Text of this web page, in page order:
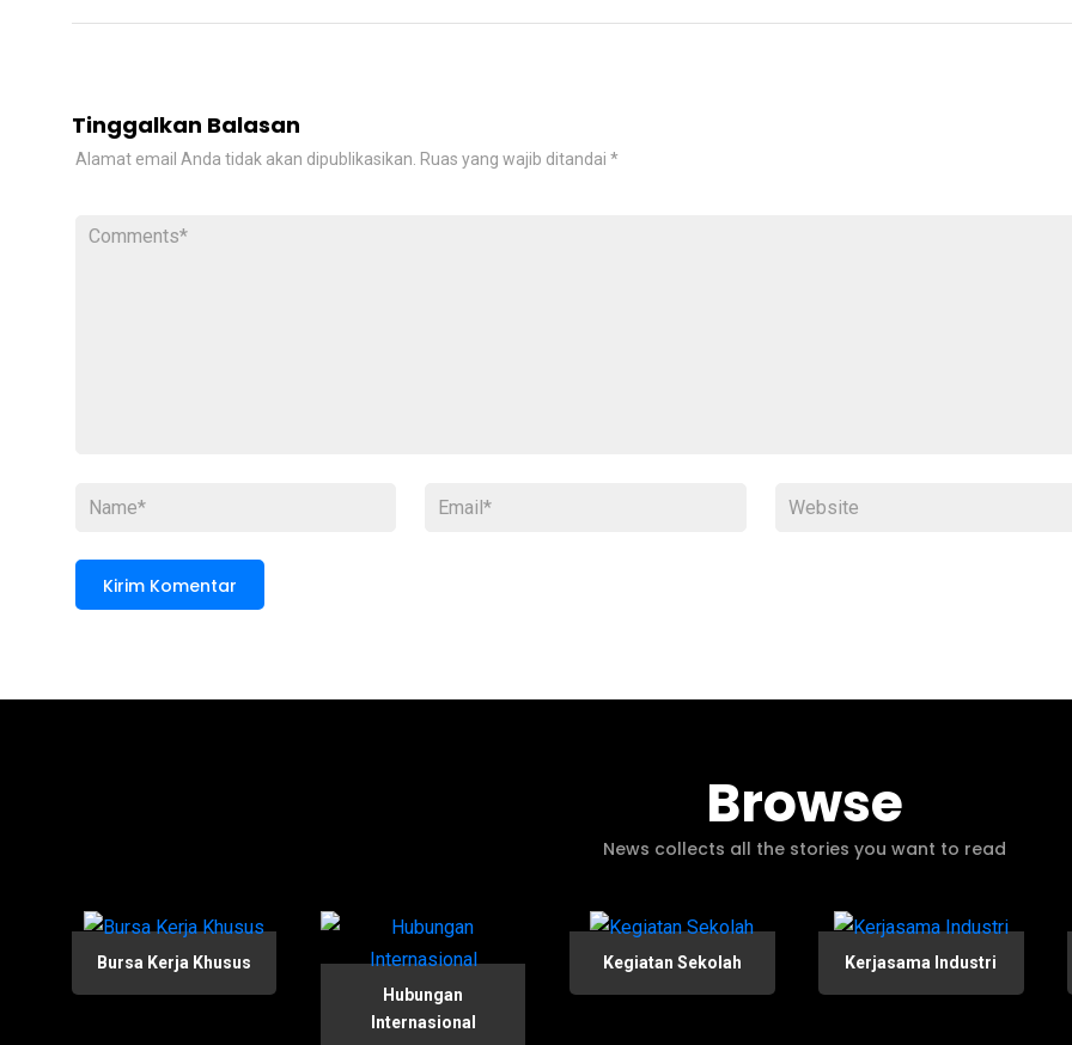
Tinggalkan Balasan
Alamat email Anda tidak akan dipublikasikan. Ruas yang wajib ditandai *
Browse
News collects all the stories you want to read
Bursa Kerja Khusus
Hubungan
Internasional
Kegiatan Sekolah Kerjasama Industri